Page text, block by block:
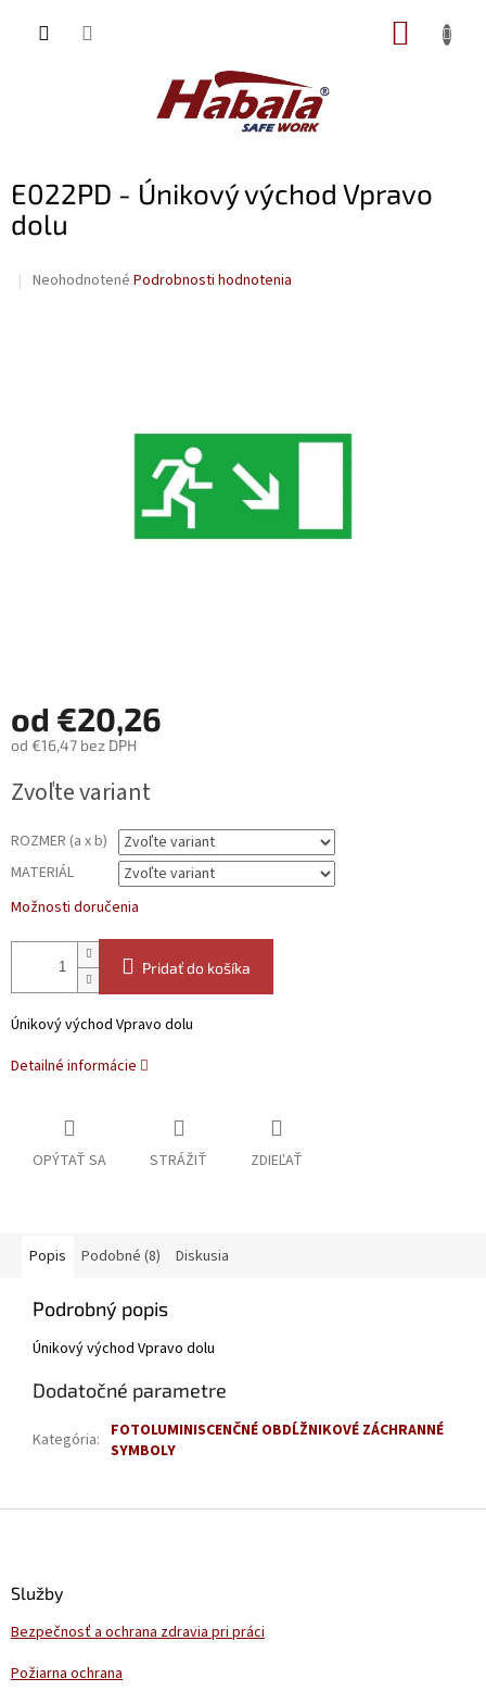
E022PD - Únikový východ Vpravo
dolu
Priemerné
Neohodnotené Podrobnosti hodnotenia
od €20,26
od €16,47 bez DPH
cena:
Zvoľte variant
ROZMER (a x b)
MATERIÁL
Možnosti doručenia
Pridať do košíka
Únikový východ Vpravo dolu
Detailné informácie
OPÝTAŤ SA STRÁŽIŤ ZDIEĽAŤ
Popis Podobné (8) Diskusia
Podrobný popis
Únikový východ Vpravo dolu
Dodatočné parametre
Kategória: FOTOLUMINISCENČNÉ OBDĹŽNIKOVÉ ZÁCHRANNÉ
SYMBOLY
Služby
Bezpečnosť a ochrana zdravia pri práci
Požiarna ochrana